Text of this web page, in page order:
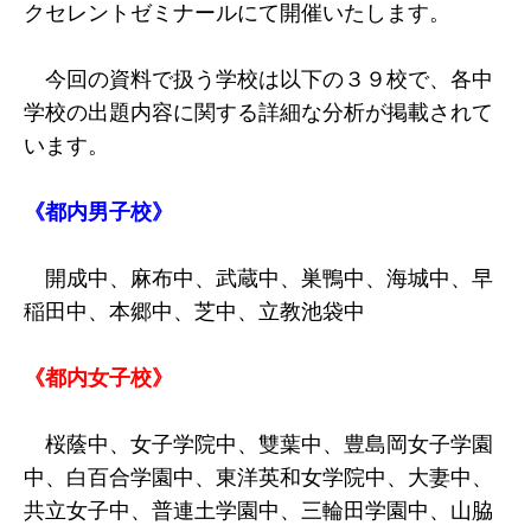
クセレントゼミナールにて開催いたします。
今回の資料で扱う学校は以下の３９校で、各中
学校の出題内容に関する詳細な分析が掲載されて
います。
《都内男子校》
開成中、麻布中、武蔵中、巣鴨中、海城中、早
稲田中、本郷中、芝中、立教池袋中
《都内女子校》
桜蔭中、女子学院中、雙葉中、豊島岡女子学園
中、白百合学園中、東洋英和女学院中、大妻中、
共立女子中、普連土学園中、三輪田学園中、山脇